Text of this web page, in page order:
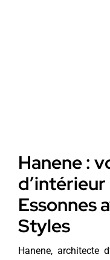
Hanene :
Essonnes
Styles
Hanene, architecte